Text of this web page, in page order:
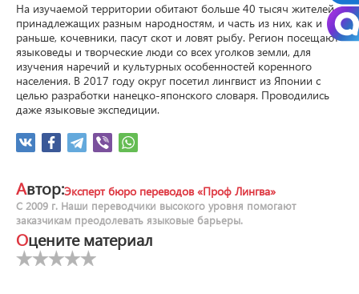
На изучаемой территории обитают больше 40 тысяч жителей,
принадлежащих разным народностям, и часть из них, как и
раньше, кочевники, пасут скот и ловят рыбу. Регион посещают
языковеды и творческие люди со всех уголков земли, для
изучения наречий и культурных особенностей коренного
населения. В 2017 году округ посетил лингвист из Японии с
целью разработки нанецко-японского словаря. Проводились
даже языковые экспедиции.
Автор:Эксперт бюро переводов «Проф Лингва»
С 2009 г. Наши переводчики высокого уровня помогают
заказчикам преодолевать языковые барьеры.
Оцените материал